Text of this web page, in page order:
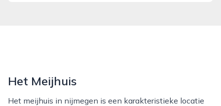
Het Meijhuis
Het meijhuis in nijmegen is een karakteristieke locatie